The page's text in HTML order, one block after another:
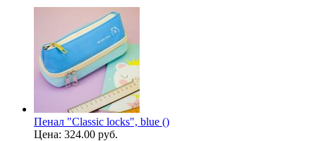
Пенал "Classic locks", blue ()
Цена: 324.00 руб.